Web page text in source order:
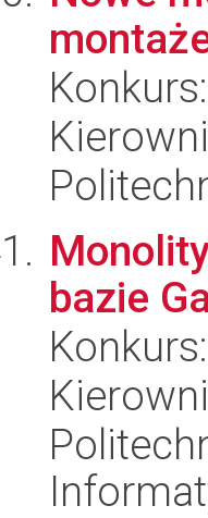
Konkurs:
bazie
Konkurs: